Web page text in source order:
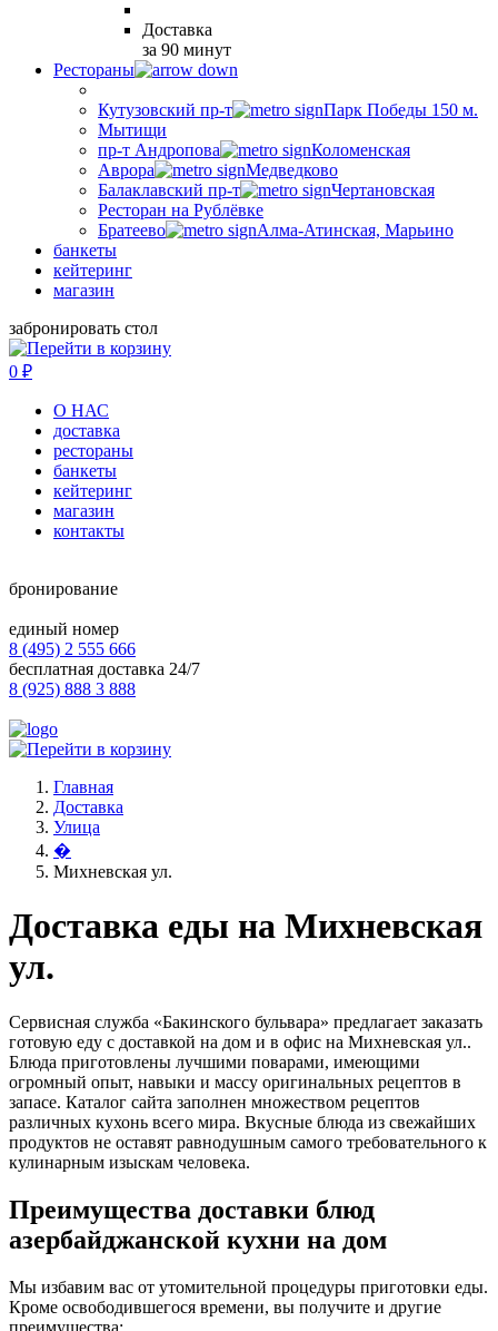
Доставка
за 90 минут
Рестораны
Кутузовский пр-т
Парк Победы 150 м.
Мытищи
пр-т Андропова
Коломенская
Аврора
Медведково
Балаклавский пр-т
Чертановская
Ресторан на Рублёвке
Братеево
Алма-Атинская, Марьино
банкеты
кейтеринг
магазин
забронировать стол
0 ₽
О НАС
доставка
рестораны
банкеты
кейтеринг
магазин
контакты
бронирование
единый номер
8 (495) 2 555 666
бесплатная доставка 24/7
8 (925) 888 3 888
Главная
Доставка
Улица
�
Михневская ул.
Доставка еды на Михневская
ул.
Сервисная служба «Бакинского бульвара» предлагает заказать
готовую еду с доставкой на дом и в офис на Михневская ул..
Блюда приготовлены лучшими поварами, имеющими
огромный опыт, навыки и массу оригинальных рецептов в
запасе. Каталог сайта заполнен множеством рецептов
различных кухонь всего мира. Вкусные блюда из свежайших
продуктов не оставят равнодушным самого требовательного к
кулинарным изыскам человека.
Преимущества доставки блюд
азербайджанской кухни на дом
Мы избавим вас от утомительной процедуры приготовки еды.
Кроме освободившегося времени, вы получите и другие
преимущества: